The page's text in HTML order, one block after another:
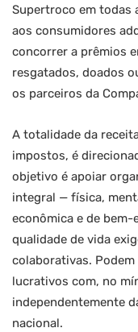
Supertroco em todas
aos consumidores
concorrer a prêmios
resgatados, doados
os parceiros da
A totalidade da
impostos, é
objetivo é apoiar
integral — física,
econômica e de
qualidade de vida
colaborativas.
lucrativos com, no
independentemente
nacional.